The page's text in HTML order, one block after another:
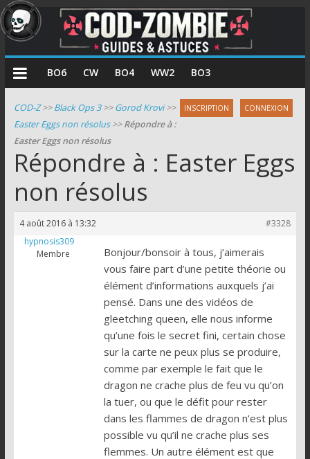
COD
Zombie
Guides
et
astuces
le
zombie
de
BO6 CW BO4 WW2 BO3
INSCRIPTION CONNEXION
COD-Z>>Black Ops 3>>Gorod Krovi>>
Easter Eggs non résolus>>Répondre à :
Easter Eggs non résolus
Répondre à : Easter Eggs
non résolus
4 août 2016 à 13:32
#3328
hypnosis309
Membre
Bonjour/bonsoir à tous, j’aimerais
vous faire part d’une petite théorie ou
élément d’informations auxquels j’ai
pensé. Dans une des vidéos de
gleetching queen, elle nous informe
qu’une fois le secret fini, certain chose
sur la carte ne peux plus se produire,
comme par exemple le fait que le
dragon ne crache plus de feu vu qu’on
la tuer, ou que le défit pour rester
dans les flammes de dragon n’est plus
possible vu qu’il ne crache plus ses
flemmes. Un autre élément est que